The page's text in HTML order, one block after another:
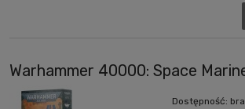
Warhammer 40000: Space
Dostępność: